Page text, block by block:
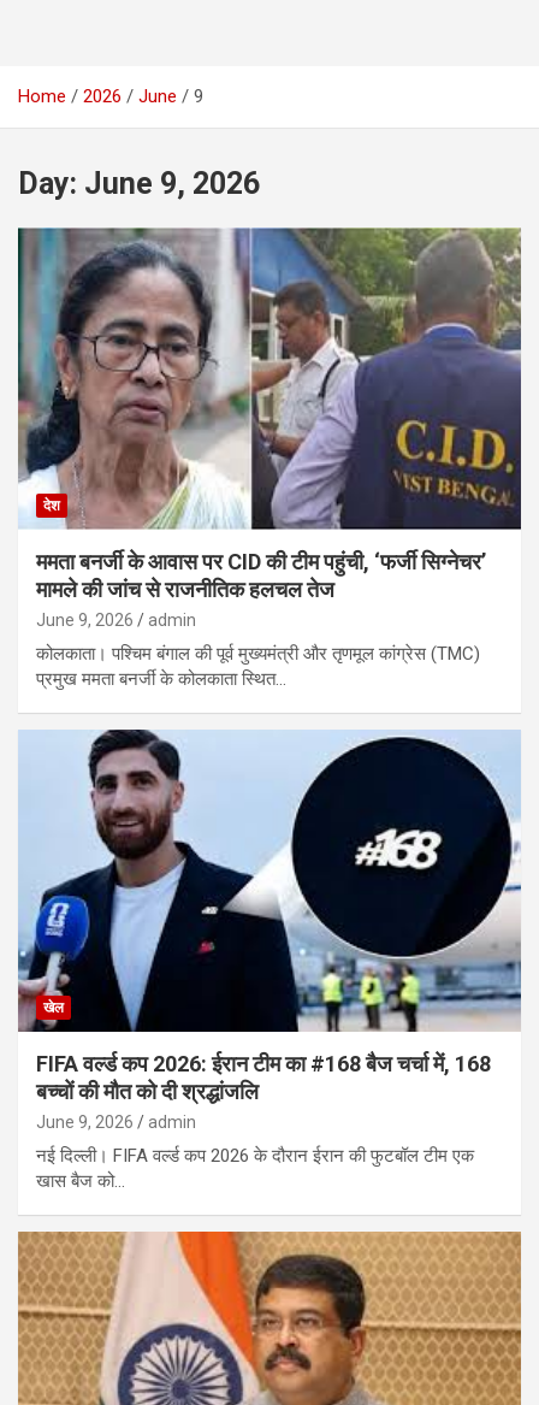
Home 2026 June 9
Day: June 9, 2026
देश
ममता बनर्जी के आवास पर CID की टीम पहुंची, ‘फर्जी सिग्नेचर’
मामले की जांच से राजनीतिक हलचल तेज
June 9, 2026 admin
कोलकाता। पश्चिम बंगाल की पूर्व मुख्यमंत्री और तृणमूल कांग्रेस (TMC)
प्रमुख ममता बनर्जी के कोलकाता स्थित…
खेल
FIFA वर्ल्ड कप 2026: ईरान टीम का #168 बैज चर्चा में, 168
बच्चों की मौत को दी श्रद्धांजलि
June 9, 2026 admin
नई दिल्ली। FIFA वर्ल्ड कप 2026 के दौरान ईरान की फुटबॉल टीम एक
खास बैज को…